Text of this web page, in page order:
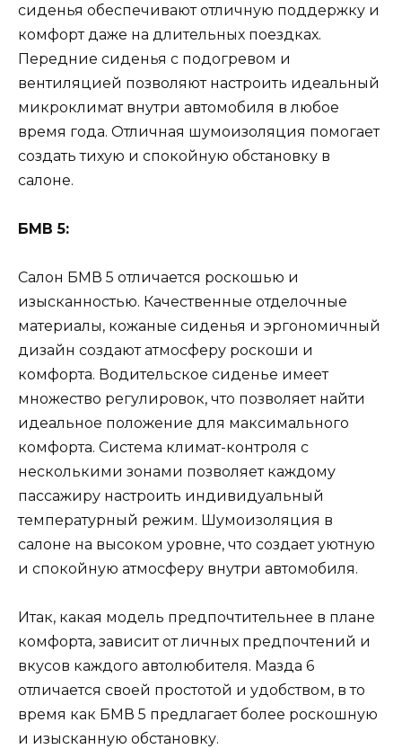
сиденья обеспечивают отличную поддержку и
комфорт даже на длительных поездках.
Передние сиденья с подогревом и
вентиляцией позволяют настроить идеальный
микроклимат внутри автомобиля в любое
время года. Отличная шумоизоляция помогает
создать тихую и спокойную обстановку в
салоне.
БМВ 5:
Салон БМВ 5 отличается роскошью и
изысканностью. Качественные отделочные
материалы, кожаные сиденья и эргономичный
дизайн создают атмосферу роскоши и
комфорта. Водительское сиденье имеет
множество регулировок, что позволяет найти
идеальное положение для максимального
комфорта. Система климат-контроля с
несколькими зонами позволяет каждому
пассажиру настроить индивидуальный
температурный режим. Шумоизоляция в
салоне на высоком уровне, что создает уютную
и спокойную атмосферу внутри автомобиля.
Итак, какая модель предпочтительнее в плане
комфорта, зависит от личных предпочтений и
вкусов каждого автолюбителя. Мазда 6
отличается своей простотой и удобством, в то
время как БМВ 5 предлагает более роскошную
и изысканную обстановку.